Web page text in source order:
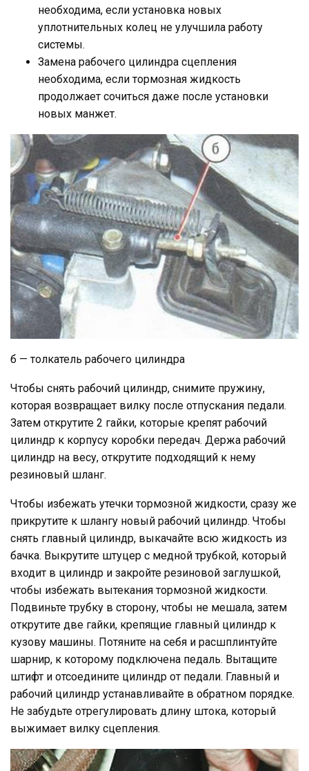
необходима, если установка новых
уплотнительных колец не улучшила работу
системы.
Замена рабочего цилиндра сцепления
необходима, если тормозная жидкость
продолжает сочиться даже после установки
новых манжет.
б — толкатель рабочего цилиндра
Чтобы снять рабочий цилиндр, снимите пружину,
которая возвращает вилку после отпускания педали.
Затем открутите 2 гайки, которые крепят рабочий
цилиндр к корпусу коробки передач. Держа рабочий
цилиндр на весу, открутите подходящий к нему
резиновый шланг.
Чтобы избежать утечки тормозной жидкости, сразу же
прикрутите к шлангу новый рабочий цилиндр. Чтобы
снять главный цилиндр, выкачайте всю жидкость из
бачка. Выкрутите штуцер с медной трубкой, который
входит в цилиндр и закройте резиновой заглушкой,
чтобы избежать вытекания тормозной жидкости.
Подвиньте трубку в сторону, чтобы не мешала, затем
открутите две гайки, крепящие главный цилиндр к
кузову машины. Потяните на себя и расшплинтуйте
шарнир, к которому подключена педаль. Вытащите
штифт и отсоедините цилиндр от педали. Главный и
рабочий цилиндр устанавливайте в обратном порядке.
Не забудьте отрегулировать длину штока, который
выжимает вилку сцепления.